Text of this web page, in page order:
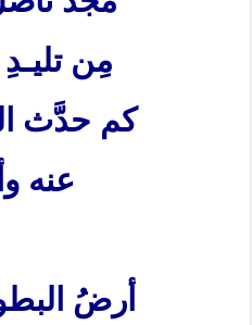
مِن
كم حدَّث
عنه
أرضُ